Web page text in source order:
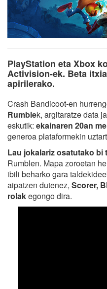
PlayStation eta Xbox
Activision-ek. Beta
apirilerako.
Crash Bandicoot-en
Rumblek, argitaratze data
eskutik: ekainaren 20an
generoa plataformekin
Lau jokalariz osatutako bi
Rumblen. Mapa zoroetan
ibili beharko gara
aipatzen dutenez, Scorer,
rolakegongo dira.